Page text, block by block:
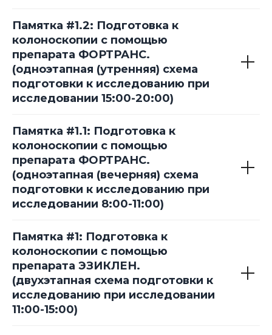
Памятка #1.2: Подготовка к
колоноскопии с помощью
препарата ФОРТРАНС.
(одноэтапная (утренняя) схема
подготовки к исследованию при
исследовании 15:00-20:00)
Памятка #1.1: Подготовка к
колоноскопии с помощью
препарата ФОРТРАНС.
(одноэтапная (вечерняя) схема
подготовки к исследованию при
исследовании 8:00-11:00)
Памятка #1: Подготовка к
колоноскопии с помощью
препарата ЭЗИКЛЕН.
(двухэтапная схема подготовки к
исследованию при исследовании
11:00-15:00)